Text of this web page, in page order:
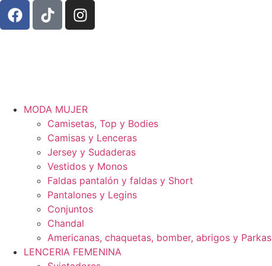
MODA MUJER
Camisetas, Top y Bodies
Camisas y Lenceras
Jersey y Sudaderas
Vestidos y Monos
Faldas pantalón y faldas y Short
Pantalones y Legins
Conjuntos
Chandal
Americanas, chaquetas, bomber, abrigos y Parkas
LENCERIA FEMENINA